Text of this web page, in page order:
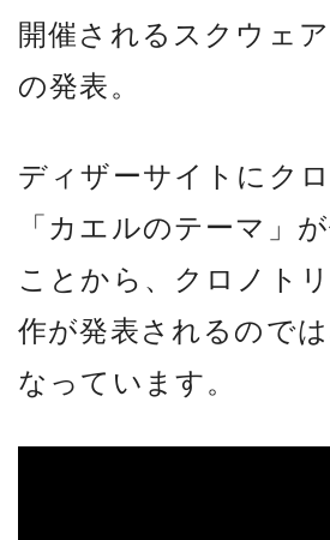
開催されるスクウェ
の発表。
ディザーサイトにク
「カエルのテーマ」
ことから、クロノト
作が発表されるので
なっています。